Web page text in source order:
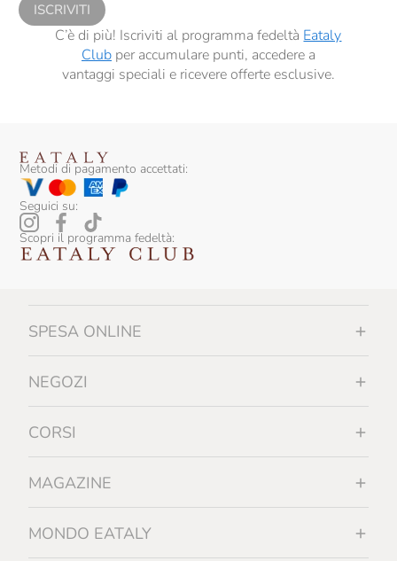
ISCRIVITI
C’è di più! Iscriviti al programma fedeltà Eataly
Clubper accumulare punti, accedere a
vantaggi speciali e ricevere offerte esclusive.
Metodi di pagamento accettati:
Seguici su:
Scopri il programma fedeltà:
SPESA ONLINE
NEGOZI
CORSI
MAGAZINE
MONDO EATALY